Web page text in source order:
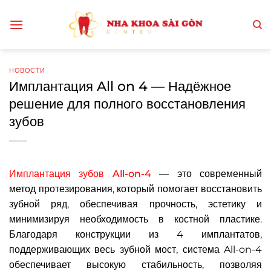
НОВОСТИ
Имплантация All on 4 — Надёжное
решение для полного восстановления
зубов
Имплантация зубов All-on-4— это современный
метод протезирования, который помогает восстановить
зубной ряд, обеспечивая прочность, эстетику и
минимизируя необходимость в костной пластике.
Благодаря конструкции из 4 имплантатов,
поддерживающих весь зубной мост, система All-on-4
обеспечивает высокую стабильность, позволяя